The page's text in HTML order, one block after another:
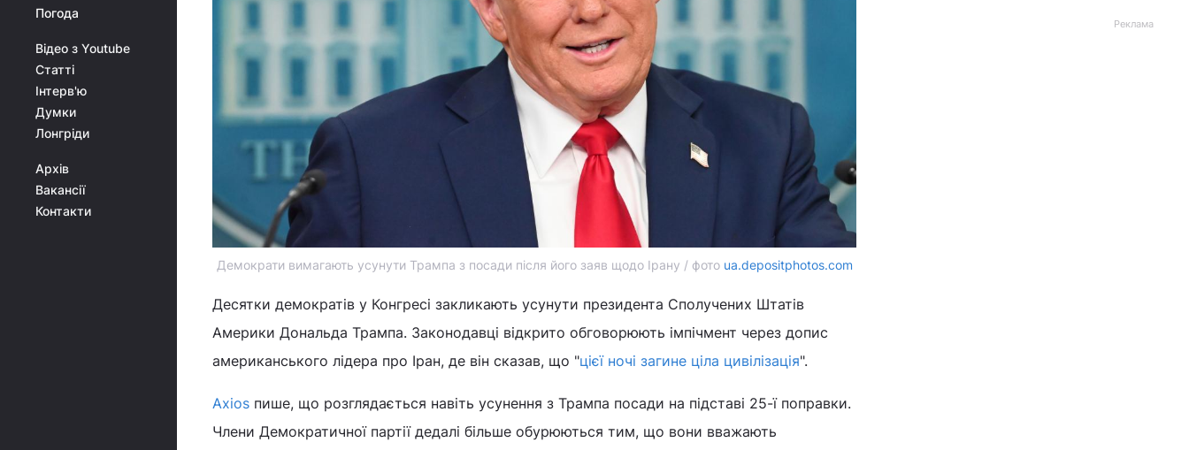
Погода
Відео з Youtube
Статті
Інтерв'ю
Думки
Лонгріди
Архів
Вакансії
Контакти
Демократи вимагають усунути Трампа з посади після його заяв щодо Ірану / фото ua.depositphotos.com
Десятки демократів у Конгресі закликають усунути президента Сполучених Штатів
Америки Дональда Трампа. Законодавці відкрито обговорюють імпічмент через допис
американського лідера про Іран, де він сказав, що "цієї ночі загине ціла цивілізація".
Axios пише, що розглядається навіть усунення з Трампа посади на підставі 25-ї поправки.
Члени Демократичної партії дедалі більше обурюються тим, що вони вважають
Реклама